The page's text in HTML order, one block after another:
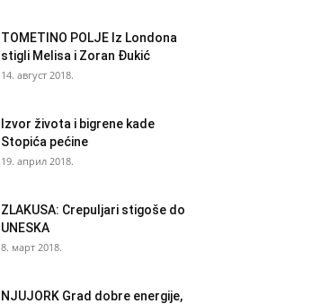
TOMETINO POLJE Iz Londona
stigli Melisa i Zoran Đukić
14. август 2018.
Izvor života i bigrene kade
Stopića pećine
19. април 2018.
ZLAKUSA: Crepuljari stigoše do
UNESKA
8. март 2018.
NJUJORK Grad dobre energije,